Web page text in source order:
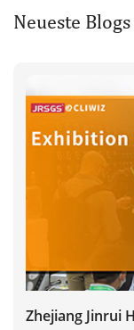
Neueste Blogs
Zhejiang Jinrui